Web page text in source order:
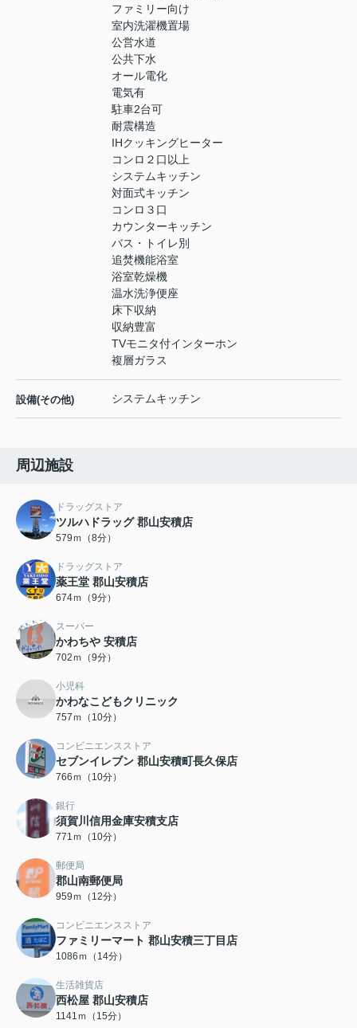
ファミリー向け
室内洗濯機置場
公営水道
公共下水
オール電化
電気有
駐車2台可
耐震構造
IHクッキングヒーター
コンロ２口以上
システムキッチン
対面式キッチン
コンロ３口
カウンターキッチン
バス・トイレ別
追焚機能浴室
浴室乾燥機
温水洗浄便座
床下収納
収納豊富
TVモニタ付インターホン
複層ガラス
設備(その他) システムキッチン
周辺施設
ドラッグストア
ツルハドラッグ 郡山安積店
579ｍ（8分）
ドラッグストア
薬王堂 郡山安積店
674ｍ（9分）
スーパー
かわちや 安積店
702ｍ（9分）
小児科
かわなこどもクリニック
757ｍ（10分）
コンビニエンスストア
セブンイレブン 郡山安積町長久保店
766ｍ（10分）
銀行
須賀川信用金庫安積支店
771ｍ（10分）
郵便局
郡山南郵便局
959ｍ（12分）
コンビニエンスストア
ファミリーマート 郡山安積三丁目店
1086ｍ（14分）
生活雑貨店
西松屋 郡山安積店
1141ｍ（15分）